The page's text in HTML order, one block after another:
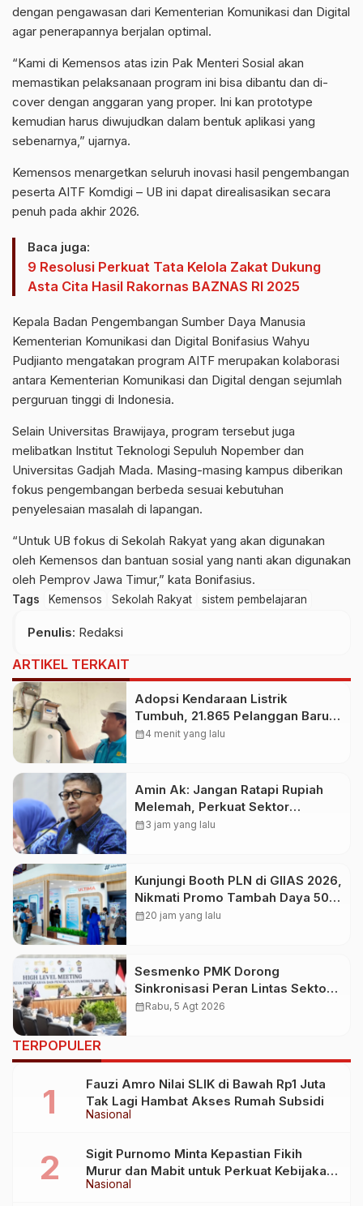
dengan pengawasan dari Kementerian Komunikasi dan Digital
agar penerapannya berjalan optimal.
“Kami di Kemensos atas izin Pak Menteri Sosial akan
memastikan pelaksanaan program ini bisa dibantu dan di-
cover dengan anggaran yang proper. Ini kan prototype
kemudian harus diwujudkan dalam bentuk aplikasi yang
sebenarnya,” ujarnya.
Kemensos menargetkan seluruh inovasi hasil pengembangan
peserta AITF Komdigi – UB ini dapat direalisasikan secara
penuh pada akhir 2026.
Baca juga:
9 Resolusi Perkuat Tata Kelola Zakat Dukung
Asta Cita Hasil Rakornas BAZNAS RI 2025
Kepala Badan Pengembangan Sumber Daya Manusia
Kementerian Komunikasi dan Digital Bonifasius Wahyu
Pudjianto mengatakan program AITF merupakan kolaborasi
antara Kementerian Komunikasi dan Digital dengan sejumlah
perguruan tinggi di Indonesia.
Selain Universitas Brawijaya, program tersebut juga
melibatkan Institut Teknologi Sepuluh Nopember dan
Universitas Gadjah Mada. Masing-masing kampus diberikan
fokus pengembangan berbeda sesuai kebutuhan
penyelesaian masalah di lapangan.
“Untuk UB fokus di Sekolah Rakyat yang akan digunakan
oleh Kemensos dan bantuan sosial yang nanti akan digunakan
oleh Pemprov Jawa Timur,” kata Bonifasius.
Tags Kemensos Sekolah Rakyat sistem pembelajaran
Penulis: Redaksi
ARTIKEL TERKAIT
Adopsi Kendaraan Listrik
Tumbuh, 21.865 Pelanggan Baru
Gunakan Home Charging
calendar_month4 menit yang lalu
Amin Ak: Jangan Ratapi Rupiah
Melemah, Perkuat Sektor
Produktif Negara
calendar_month3 jam yang lalu
Kunjungi Booth PLN di GIIAS 2026,
Nikmati Promo Tambah Daya 50
Persen
calendar_month20 jam yang lalu
Sesmenko PMK Dorong
Sinkronisasi Peran Lintas Sektor
Percepat Penurunan Stunting
calendar_monthRabu, 5 Agt 2026
TERPOPULER
Nasional
Fauzi Amro Nilai SLIK di Bawah Rp1 Juta
Tak Lagi Hambat Akses Rumah Subsidi
Nasional
Sigit Purnomo Minta Kepastian Fikih
Murur dan Mabit untuk Perkuat Kebijakan
Haji